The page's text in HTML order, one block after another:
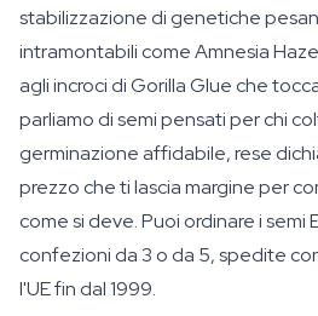
stabilizzazione di genetiche
intramontabili come Amnesia
agli incroci di Gorilla Glue che
parliamo di semi pensati per chi
germinazione affidabile, rese
prezzo che ti lascia margine per
come si deve. Puoi ordinare i semi
confezioni da 3 o da 5, spedite
l'UE fin dal 1999.